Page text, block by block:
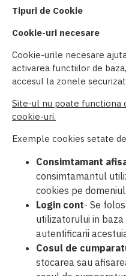
Tipuri de Cookie
Cookie-uri necesare
Cookie-urile necesare
activarea functiilor de
accesul la zonele
Site-ul nu poate functiona
cookie-uri.
Exemple cookies setate
Consimtamant
consimtamantul
cookies pe
Login cont- Se
utilizatorului in
autentificarii
Cosul de
stocarea sau